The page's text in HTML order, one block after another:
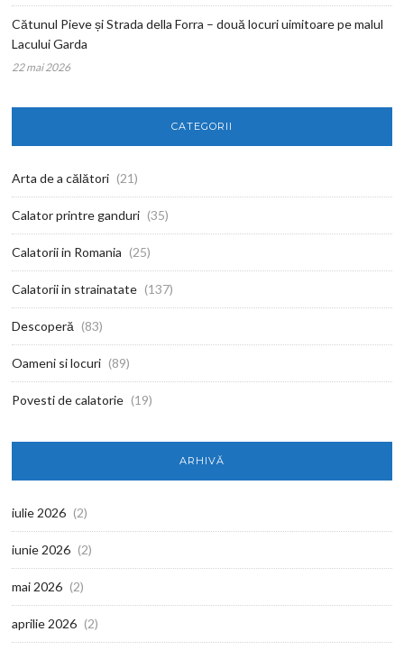
Cătunul Pieve și Strada della Forra – două locuri uimitoare pe malul
Lacului Garda
22 mai 2026
CATEGORII
Arta de a călători (21)
Calator printre ganduri (35)
Calatorii in Romania (25)
Calatorii in strainatate (137)
Descoperă (83)
Oameni si locuri (89)
Povesti de calatorie (19)
ARHIVĂ
iulie 2026 (2)
iunie 2026 (2)
mai 2026 (2)
aprilie 2026 (2)